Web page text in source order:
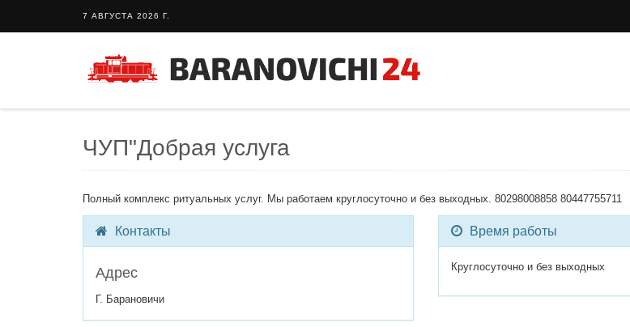
7 АВГУСТА 2026 Г.
ЧУП"Добрая услуга
Полный комплекс ритуальных услуг. Мы работаем круглосуточно и без выходных. 80298008858 80447755711
Контакты
Адрес
Г. Барановичи
Время работы
Круглосуточно и без выходных
Тайный гость: доставка Капибара